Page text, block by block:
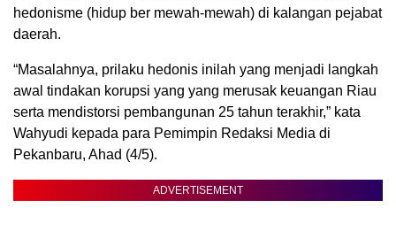
hedonisme (hidup ber mewah-mewah) di kalangan pejabat
daerah.
“Masalahnya, prilaku hedonis inilah yang menjadi langkah
awal tindakan korupsi yang yang merusak keuangan Riau
serta mendistorsi pembangunan 25 tahun terakhir,” kata
Wahyudi kepada para Pemimpin Redaksi Media di
Pekanbaru, Ahad (4/5).
ADVERTISEMENT